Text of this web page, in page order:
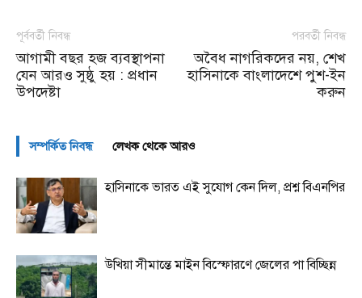
পূর্ববর্তী নিবন্ধ
আগামী বছর হজ ব্যবস্থাপনা
যেন আরও সুষ্ঠু হয় : প্রধান
উপদেষ্টা
পরবর্তী নিবন্ধ
অবৈধ নাগরিকদের নয়, শেখ
হাসিনাকে বাংলাদেশে পুশ-ইন
করুন
সম্পর্কিত নিবন্ধ লেখক থেকে আরও
হাসিনাকে ভারত এই সুযোগ কেন দিল, প্রশ্ন বিএনপির
উখিয়া সীমান্তে মাইন বিস্ফোরণে জেলের পা বিচ্ছিন্ন